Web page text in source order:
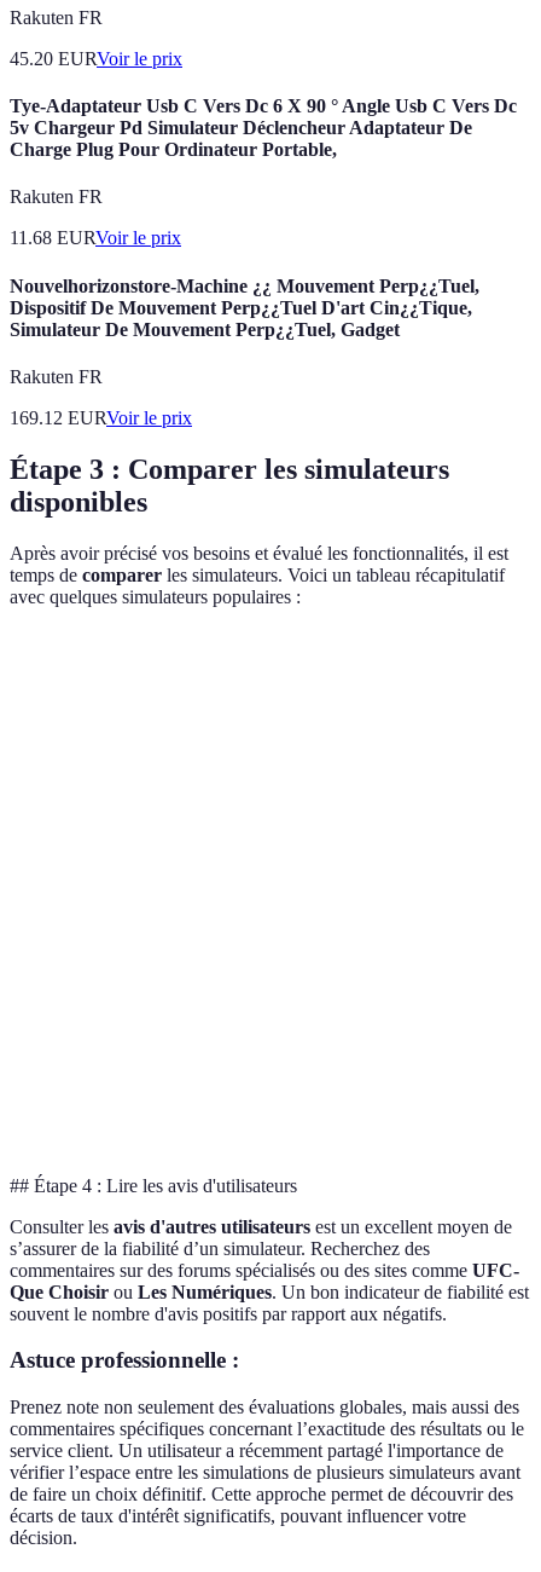
Rakuten FR
45.20 EURVoir le prix
Tye-Adaptateur Usb C Vers Dc 6 X 90 ° Angle Usb C Vers Dc
5v Chargeur Pd Simulateur Déclencheur Adaptateur De
Charge Plug Pour Ordinateur Portable,
Rakuten FR
11.68 EURVoir le prix
Nouvelhorizonstore-Machine ¿¿ Mouvement Perp¿¿Tuel,
Dispositif De Mouvement Perp¿¿Tuel D'art Cin¿¿Tique,
Simulateur De Mouvement Perp¿¿Tuel, Gadget
Rakuten FR
169.12 EURVoir le prix
Étape 3 : Comparer les simulateurs
disponibles
Après avoir précisé vos besoins et évalué les fonctionnalités, il est
temps de comparer les simulateurs. Voici un tableau récapitulatif
avec quelques simulateurs populaires :
## Étape 4 : Lire les avis d'utilisateurs
Consulter les avis d'autres utilisateurs est un excellent moyen de
s’assurer de la fiabilité d’un simulateur. Recherchez des
commentaires sur des forums spécialisés ou des sites comme UFC-
Que Choisir ou Les Numériques. Un bon indicateur de fiabilité est
souvent le nombre d'avis positifs par rapport aux négatifs.
Astuce professionnelle :
Prenez note non seulement des évaluations globales, mais aussi des
commentaires spécifiques concernant l’exactitude des résultats ou le
service client. Un utilisateur a récemment partagé l'importance de
vérifier l’espace entre les simulations de plusieurs simulateurs avant
de faire un choix définitif. Cette approche permet de découvrir des
écarts de taux d'intérêt significatifs, pouvant influencer votre
décision.